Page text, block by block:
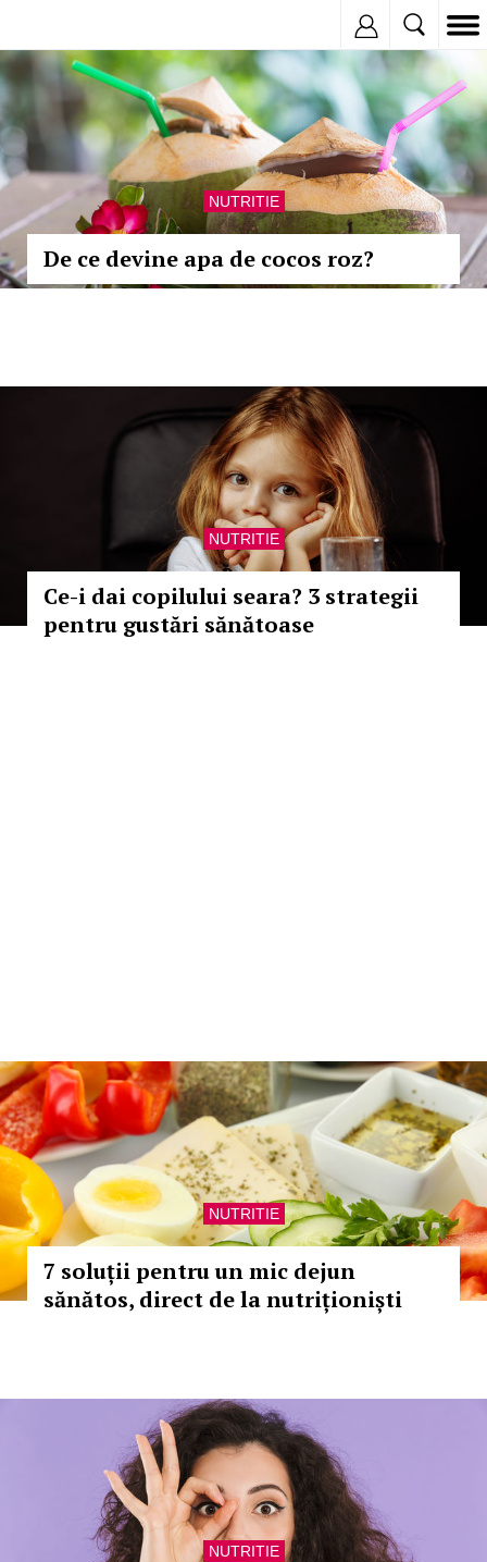
NUTRITIE
De ce devine apa de cocos roz?
NUTRITIE
Ce-i dai copilului seara? 3 strategii
pentru gustări sănătoase
NUTRITIE
7 soluții pentru un mic dejun
sănătos, direct de la nutriționiști
NUTRITIE